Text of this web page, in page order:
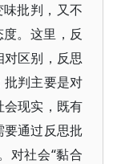
批判，又不
。这里，反
区别，反思
判主要是对
现实，既有
通过反思批
对社会“黏合